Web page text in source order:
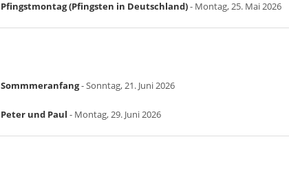
Pfingstmontag (Pfingsten in Deutschland)- Montag, 25. Mai 2026
Sommmeranfang- Sonntag, 21. Juni 2026
Peter und Paul - Montag, 29. Juni 2026